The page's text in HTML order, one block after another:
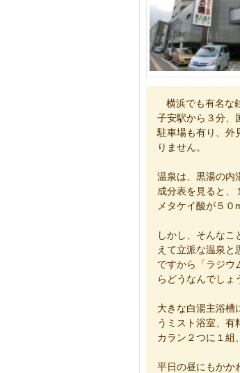
横浜でも有名な
子安駅から３分、
駐車場も有り、外
りません。
温泉は、黒湯の内
成分表を見ると、
メタケイ酸が５０
しかし、そんな
えて立派な温泉と
ですから「ラジウ
らどうなんでしょ
大きな白湯主浴槽
うミスト浴室、有
カラン２つに１組
平日の昼にもかか